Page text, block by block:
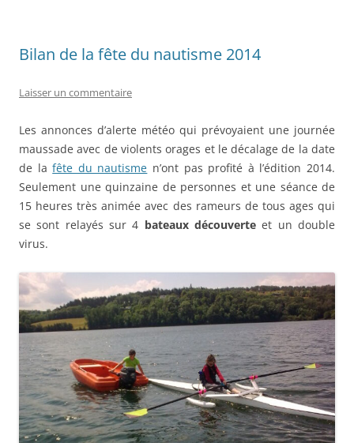
Bilan de la fête du nautisme 2014
Laisser un commentaire
Les annonces d’alerte météo qui prévoyaient une journée
maussade avec de violents orages et le décalage de la date
de lafête du nautisme n’ont pas profité à l’édition 2014.
Seulement une quinzaine de personnes et une séance de
15 heures très animée avec des rameurs de tous ages qui
se sont relayés sur 4 bateaux découverte et un double
virus.